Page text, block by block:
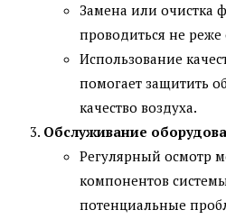
Замена или очистка
проводиться не реже
Использование
помогает защитить
качество воздуха.
Обслуживание
Регулярный осмотр
компонентов
потенциальные